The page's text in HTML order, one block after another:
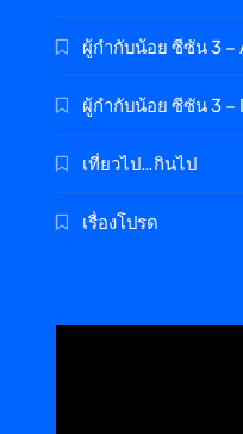
ผู้กำกับน้อย ซีซัน 3 –
ผู้กำกับน้อย ซีซัน 3 –
เที่ยวไป…กินไป
เรื่องโปรด